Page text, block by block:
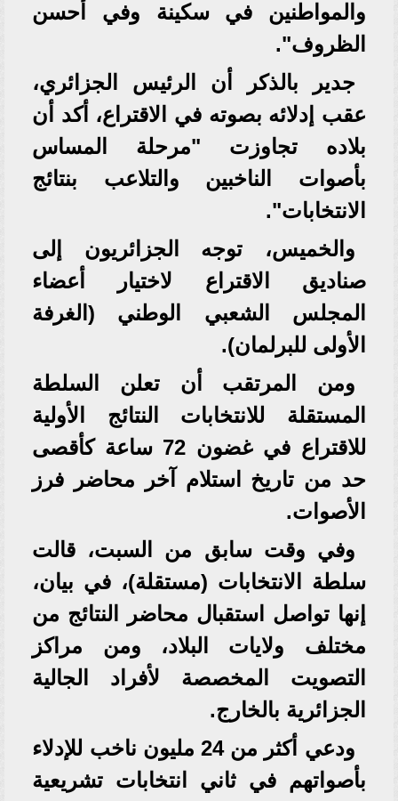
والمواطنين في سكينة وفي أحسن
الظروف".
جدير بالذكر أن الرئيس الجزائري،
عقب إدلائه بصوته في الاقتراع، أكد أن
بلاده تجاوزت "مرحلة المساس
بأصوات الناخبين والتلاعب بنتائج
الانتخابات".
والخميس، توجه الجزائريون إلى
صناديق الاقتراع لاختيار أعضاء
المجلس الشعبي الوطني (الغرفة
الأولى للبرلمان).
ومن المرتقب أن تعلن السلطة
المستقلة للانتخابات النتائج الأولية
للاقتراع في غضون 72 ساعة كأقصى
حد من تاريخ استلام آخر محاضر فرز
الأصوات.
وفي وقت سابق من السبت، قالت
سلطة الانتخابات (مستقلة)، في بيان،
إنها تواصل استقبال محاضر النتائج من
مختلف ولايات البلاد، ومن مراكز
التصويت المخصصة لأفراد الجالية
الجزائرية بالخارج.
ودعي أكثر من 24 مليون ناخب للإدلاء
بأصواتهم في ثاني انتخابات تشريعية